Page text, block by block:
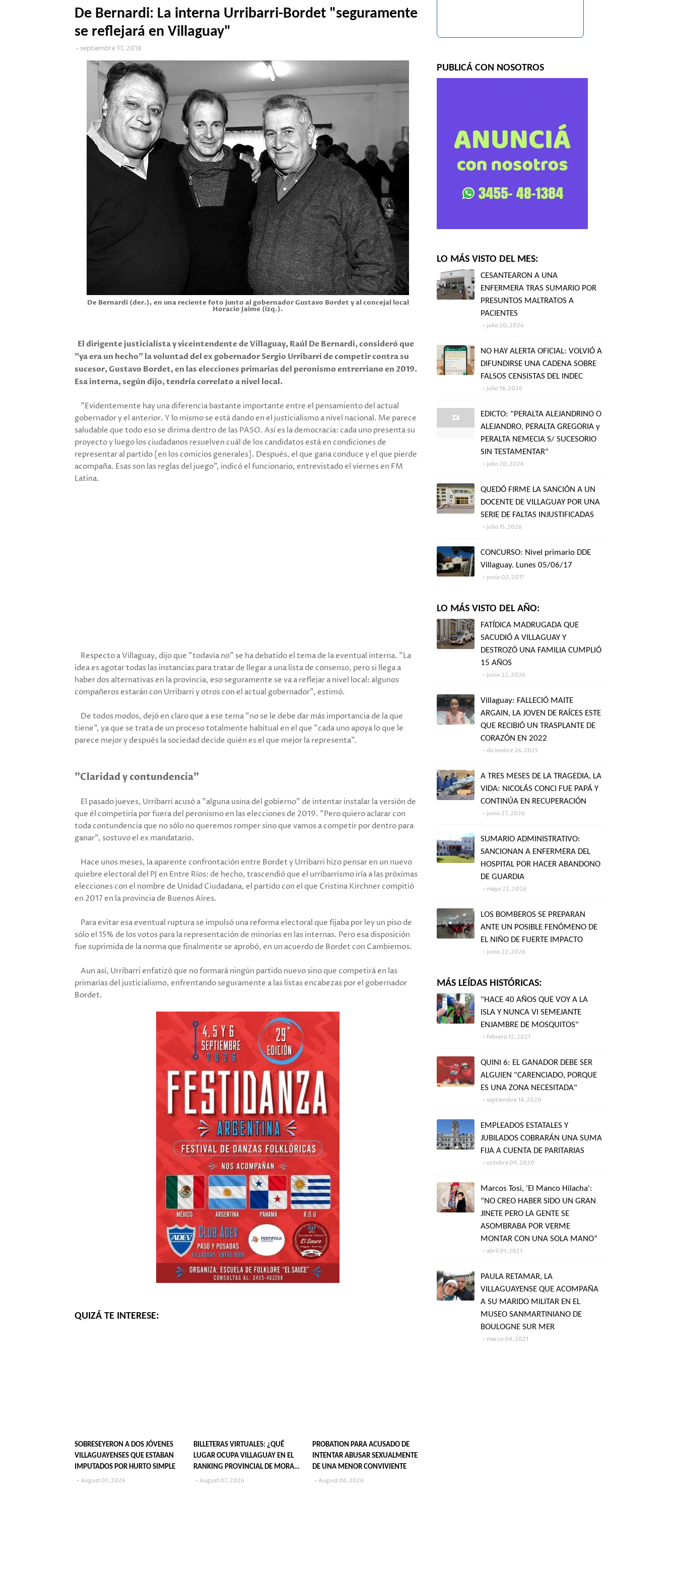
De Bernardi: La interna Urribarri-Bordet "seguramente
se reflejará en Villaguay"
septiembre 17, 2018
De Bernardi (der.), en una reciente foto junto al gobernador Gustavo Bordet y al concejal local
Horacio Jaime (izq.).
El dirigente justicialista y viceintendente de Villaguay, Raúl De Bernardi, consideró que
"ya era un hecho" la voluntad del ex gobernador Sergio Urribarri de competir contra su
sucesor, Gustavo Bordet, en las elecciones primarias del peronismo entrerriano en 2019.
Esa interna, según dijo, tendría correlato a nivel local.
"Evidentemente hay una diferencia bastante importante entre el pensamiento del actual
gobernador y el anterior. Y lo mismo se está dando en el justicialismo a nivel nacional. Me parece
saludable que todo eso se dirima dentro de las PASO. Así es la democracia: cada uno presenta su
proyecto y luego los ciudadanos resuelven cuál de los candidatos está en condiciones de
representar al partido [en los comicios generales]. Después, el que gana conduce y el que pierde
acompaña. Esas son las reglas del juego", indicó el funcionario, entrevistado el viernes en FM
Latina.
Respecto a Villaguay, dijo que "todavía no" se ha debatido el tema de la eventual interna. "La
idea es agotar todas las instancias para tratar de llegar a una lista de consenso, pero si llega a
haber dos alternativas en la provincia, eso seguramente se va a reflejar a nivel local: algunos
compañeros estarán con Urribarri y otros con el actual gobernador", estimó.
De todos modos, dejó en claro que a ese tema "no se le debe dar más importancia de la que
tiene", ya que se trata de un proceso totalmente habitual en el que "cada uno apoya lo que le
parece mejor y después la sociedad decide quién es el que mejor la representa".
"Claridad y contundencia"
El pasado jueves, Urribarri acusó a "alguna usina del gobierno" de intentar instalar la versión de
que él competiría por fuera del peronismo en las elecciones de 2019. "Pero quiero aclarar con
toda contundencia que no sólo no queremos romper sino que vamos a competir por dentro para
ganar", sostuvo el ex mandatario.
Hace unos meses, la aparente confrontación entre Bordet y Urribarri hizo pensar en un nuevo
quiebre electoral del PJ en Entre Ríos: de hecho, trascendió que el urribarrismo iría a las próximas
elecciones con el nombre de Unidad Ciudadana, el partido con el que Cristina Kirchner compitió
en 2017 en la provincia de Buenos Aires.
Para evitar esa eventual ruptura se impulsó una reforma electoral que fijaba por ley un piso de
sólo el 15% de los votos para la representación de minorías en las internas. Pero esa disposición
fue suprimida de la norma que finalmente se aprobó, en un acuerdo de Bordet con Cambiemos.
Aun así, Urribarri enfatizó que no formará ningún partido nuevo sino que competirá en las
primarias del justicialismo, enfrentando seguramente a las listas encabezas por el gobernador
Bordet.
QUIZÁ TE INTERESE:
SOBRESEYERON A DOS JÓVENES
VILLAGUAYENSES QUE ESTABAN
IMPUTADOS POR HURTO SIMPLE
August 07, 2026
BILLETERAS VIRTUALES: ¿QUÉ
LUGAR OCUPA VILLAGUAY EN EL
RANKING PROVINCIAL DE MORA
JUVENIL?
August 07, 2026
PROBATION PARA ACUSADO DE
INTENTAR ABUSAR SEXUALMENTE
DE UNA MENOR CONVIVIENTE
August 06, 2026
PUBLICÁ CON NOSOTROS
LO MÁS VISTO DEL MES:
CESANTEARON A UNA
ENFERMERA TRAS SUMARIO POR
PRESUNTOS MALTRATOS A
PACIENTES
julio 20, 2026
NO HAY ALERTA OFICIAL: VOLVIÓ A
DIFUNDIRSE UNA CADENA SOBRE
FALSOS CENSISTAS DEL INDEC
julio 18, 2026
EDICTO: "PERALTA ALEJANDRINO O
ALEJANDRO, PERALTA GREGORIA y
PERALTA NEMECIA S/ SUCESORIO
SIN TESTAMENTAR"
julio 20, 2026
QUEDÓ FIRME LA SANCIÓN A UN
DOCENTE DE VILLAGUAY POR UNA
SERIE DE FALTAS INJUSTIFICADAS
julio 15, 2026
CONCURSO: Nivel primario DDE
Villaguay. Lunes 05/06/17
junio 02, 2017
LO MÁS VISTO DEL AÑO:
FATÍDICA MADRUGADA QUE
SACUDIÓ A VILLAGUAY Y
DESTROZÓ UNA FAMILIA CUMPLIÓ
15 AÑOS
junio 22, 2026
Villaguay: FALLECIÓ MAITE
ARGAIN, LA JOVEN DE RAÍCES ESTE
QUE RECIBIÓ UN TRASPLANTE DE
CORAZÓN EN 2022
diciembre 26, 2025
A TRES MESES DE LA TRAGEDIA, LA
VIDA: NICOLÁS CONCI FUE PAPÁ Y
CONTINÚA EN RECUPERACIÓN
junio 27, 2026
SUMARIO ADMINISTRATIVO:
SANCIONAN A ENFERMERA DEL
HOSPITAL POR HACER ABANDONO
DE GUARDIA
mayo 22, 2026
LOS BOMBEROS SE PREPARAN
ANTE UN POSIBLE FENÓMENO DE
EL NIÑO DE FUERTE IMPACTO
junio 22, 2026
MÁS LEÍDAS HISTÓRICAS:
"HACE 40 AÑOS QUE VOY A LA
ISLA Y NUNCA VI SEMEJANTE
ENJAMBRE DE MOSQUITOS"
febrero 12, 2021
QUINI 6: EL GANADOR DEBE SER
ALGUIEN "CARENCIADO, PORQUE
ES UNA ZONA NECESITADA"
septiembre 14, 2020
EMPLEADOS ESTATALES Y
JUBILADOS COBRARÁN UNA SUMA
FIJA A CUENTA DE PARITARIAS
octubre 09, 2020
Marcos Tosi, 'El Manco Hilacha':
“NO CREO HABER SIDO UN GRAN
JINETE PERO LA GENTE SE
ASOMBRABA POR VERME
MONTAR CON UNA SOLA MANO”
abril 01, 2021
PAULA RETAMAR, LA
VILLAGUAYENSE QUE ACOMPAÑA
A SU MARIDO MILITAR EN EL
MUSEO SANMARTINIANO DE
BOULOGNE SUR MER
marzo 04, 2021